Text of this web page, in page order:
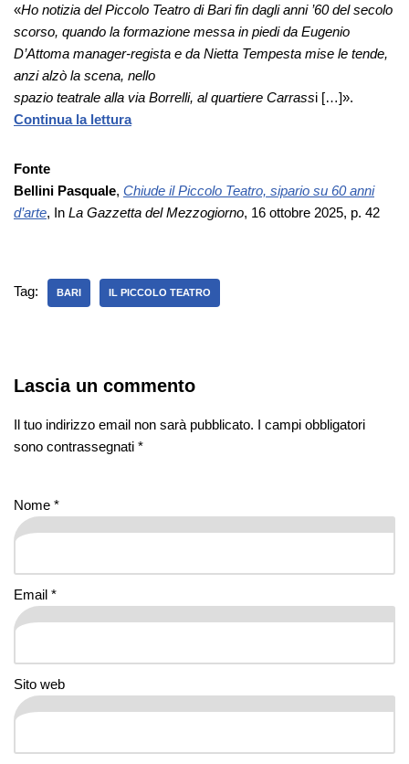
«Ho notizia del Piccolo Teatro di Bari fin dagli anni ’60 del secolo
scorso, quando la formazione messa in piedi da Eugenio
D’Attoma manager-regista e da Nietta Tempesta mise le tende,
anzi alzò la scena, nello
spazio teatrale alla via Borrelli, al quartiere Carrassi […]».
Continua la lettura
Fonte
Bellini Pasquale, Chiude il Piccolo Teatro, sipario su 60 anni
d’arte, In La Gazzetta del Mezzogiorno, 16 ottobre 2025, p. 42
Tag: BARI IL PICCOLO TEATRO
Lascia un commento
Il tuo indirizzo email non sarà pubblicato. I campi obbligatori
sono contrassegnati *
Nome *
Email *
Sito web